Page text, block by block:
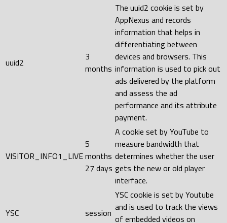
uuid2
3
months
The uuid2 cookie is set by
AppNexus and records
information that helps in
differentiating between
devices and browsers. This
information is used to pick out
ads delivered by the platform
and assess the ad
performance and its attribute
payment.
VISITOR_INFO1_LIVE
5
months
27 days
A cookie set by YouTube to
measure bandwidth that
determines whether the user
gets the new or old player
interface.
YSC session
YSC cookie is set by Youtube
and is used to track the views
of embedded videos on